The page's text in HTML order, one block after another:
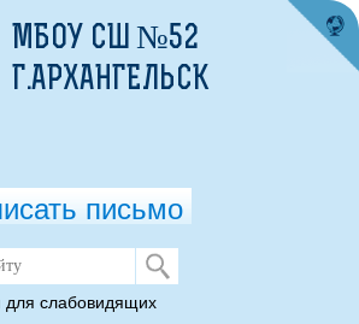
за 16.01.2025
МБОУ СШ №52
Г.АРХАНГЕЛЬСК
письмо
для слабовидящих